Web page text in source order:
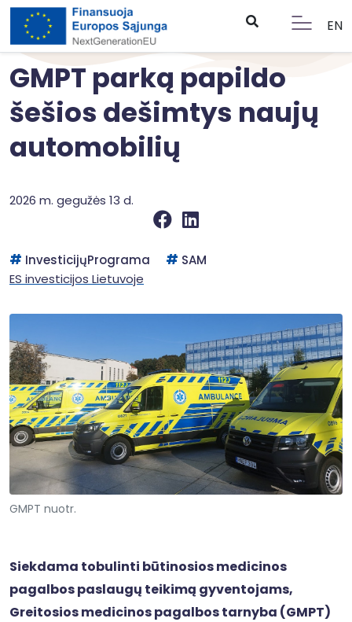
EN
GMPT parką papildo
šešios dešimtys naujų
automobilių
2026 m. gegužės 13 d.
InvesticijųPrograma
SAM
ES investicijos Lietuvoje
GMPT nuotr.
Siekdama tobulinti būtinosios medicinos
pagalbos paslaugų teikimą gyventojams,
Greitosios medicinos pagalbos tarnyba (GMPT)